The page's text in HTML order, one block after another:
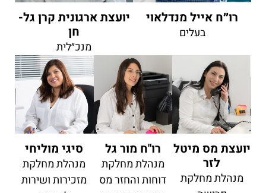
רו״ח אייל מנדלאוי
בעלים
יועצת ארגונית קרן גל-
חן
מנכ״לית
יועצת מס מיטל
לזר
מנהלת מחלקת
רו"ח מור גל
מנהלת מחלקת
דוחות והחזר מס
סיגי מוליחי
מנהלת מחלקת
מזכירות ושירות